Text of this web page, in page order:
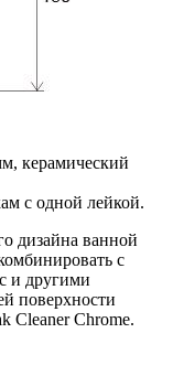
керамический
с одной лейкой.
дизайна ванной
с
и другими
поверхности
Cleaner Chrome.